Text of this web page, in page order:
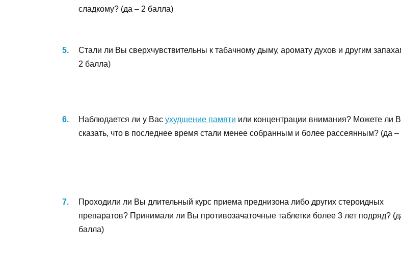
сладкому? (да – 2 балла)
Стали ли Вы сверхчувствительны к табачному дыму, аромату духов и другим
2 балла)
Наблюдается ли у Вас ухудшение памяти или концентрации внимания? Можете ли
сказать, что в последнее время стали менее собранным и более рассеянным? (да –
Проходили ли Вы длительный курс приема преднизона либо других стероидных
препаратов? Принимали ли Вы противозачаточные таблетки более 3 лет подряд?
балла)